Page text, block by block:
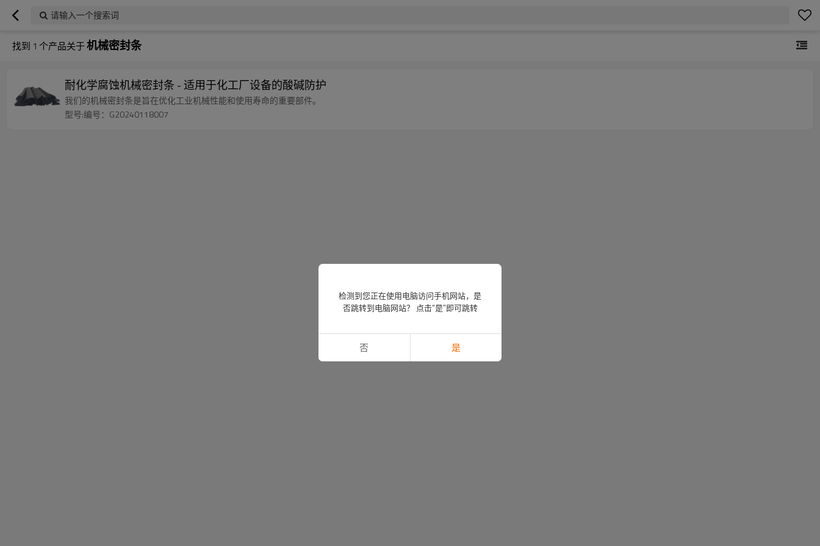
请输入一个搜索词
找到 1 个产品关于机械密封条
耐化学腐蚀机械密封条 - 适用于化工厂设备的酸碱防护
我们的机械密封条是旨在优化工业机械性能和使用寿命的重要部件。
型号:编号：G20240118007
检测到您正在使用电脑访问手机网站，是
否跳转到电脑网站？ 点击“是”即可跳转
否 是